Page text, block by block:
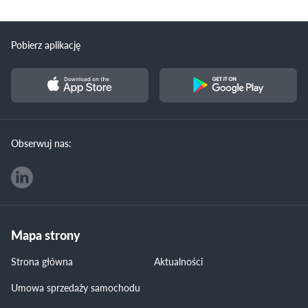
Pobierz aplikację
Obserwuj nas:
Mapa strony
Strona główna
Aktualności
Umowa sprzedaży samochodu